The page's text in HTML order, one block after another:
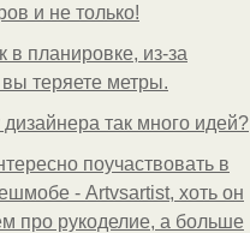
и не только!
в планировке, из-за
теряете метры.
дизайнера так много идей?
поучаствовать в
- Artvsartist, хоть он
про рукоделие, а больше